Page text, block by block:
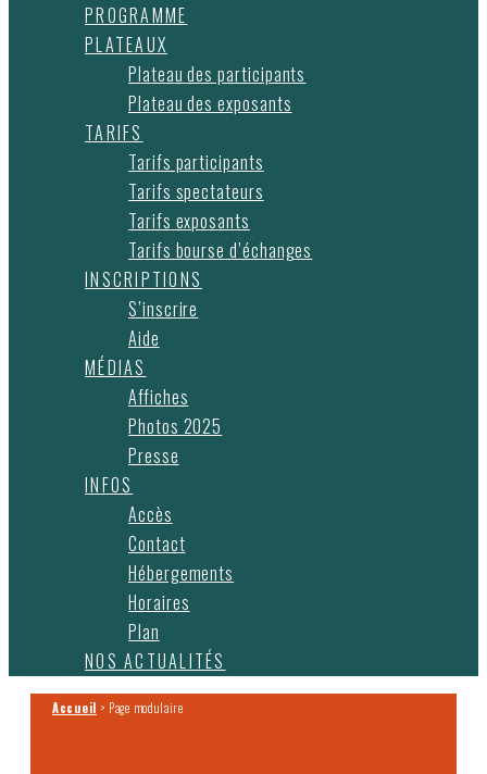
PROGRAMME
PLATEAUX
Plateau des participants
Plateau des exposants
TARIFS
Tarifs participants
Tarifs spectateurs
Tarifs exposants
Tarifs bourse d’échanges
INSCRIPTIONS
S’inscrire
Aide
MÉDIAS
Affiches
Photos 2025
Presse
INFOS
Accès
Contact
Hébergements
Horaires
Plan
NOS ACTUALITÉS
Accueil > Page modulaire